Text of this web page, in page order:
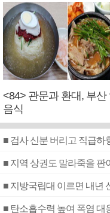
<84> 관문과 환대, 부산
음식
■ 지역 상권도 말라죽을
■ 지방국립대 이르면 내년
■ 탄소흡수력 높여 폭염